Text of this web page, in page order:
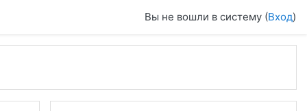
Вы не вошли в систему (Вход)